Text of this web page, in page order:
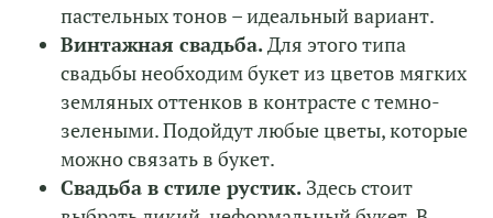
пастельных тонов – идеальный вариант.
Винтажная свадьба.Для этого типа
свадьбы необходим букет из цветов мягких
земляных оттенков в контрасте с темно-
зелеными. Подойдут любые цветы, которые
можно связать в букет.
Свадьба в стиле рустик. Здесь стоит